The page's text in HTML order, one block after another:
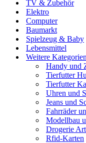
TV & Zubehör
Elektro
Computer
Baumarkt
Spielzeug & Baby
Lebensmittel
Weitere Kategorien
Handy und
Tierfutter
Tierfutter
Uhren und
Jeans und
Fahrräder
Modellbau
Drogerie
Rfid-Karten